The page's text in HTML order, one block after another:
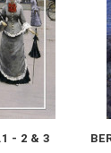
- 2 & 3